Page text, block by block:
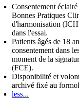
Consentement
Bonnes Pratiques
d'harmonisation
dans l'essai.
Patients âgés de 18
consentement dans
moment de la
(FCE).
Disponibilité et
archivé fixé au
less...